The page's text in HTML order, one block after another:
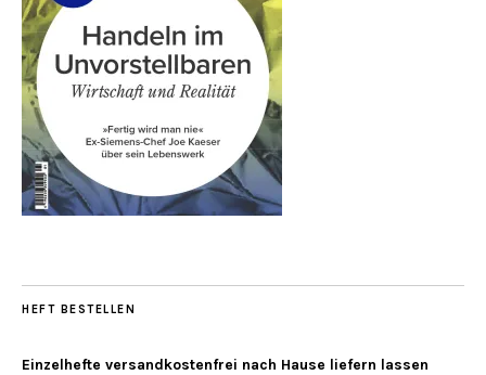
HEFT BESTELLEN
Einzelhefte versandkostenfrei nach Hause liefern lassen